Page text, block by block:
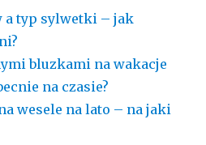
a typ sylwetki – jak
bluzkami na wakacje
na czasie?
wesele na lato – na jaki